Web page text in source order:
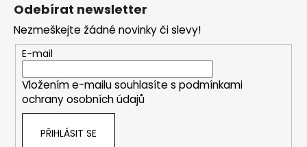
Odebírat newsletter
Nezmeškejte žádné novinky či slevy!
E-mail
Vložením e-mailu souhlasíte s podmínkami
ochrany osobních údajů
PŘIHLÁSIT SE